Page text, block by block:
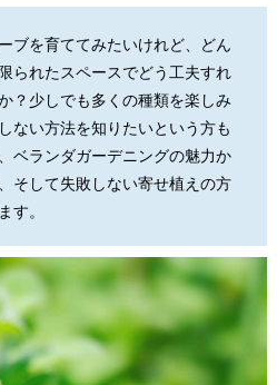
ブを育ててみたいけれど、どん
られたスペースでどう工夫すれ
？少しでも多くの種類を楽しみ
ない方法を知りたいという方も
ベランダガーデニングの魅力か
そして失敗しない寄せ植えの方
す。